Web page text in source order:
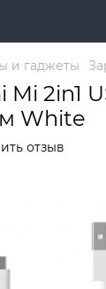
и гаджеты
2in1
White
отзыв